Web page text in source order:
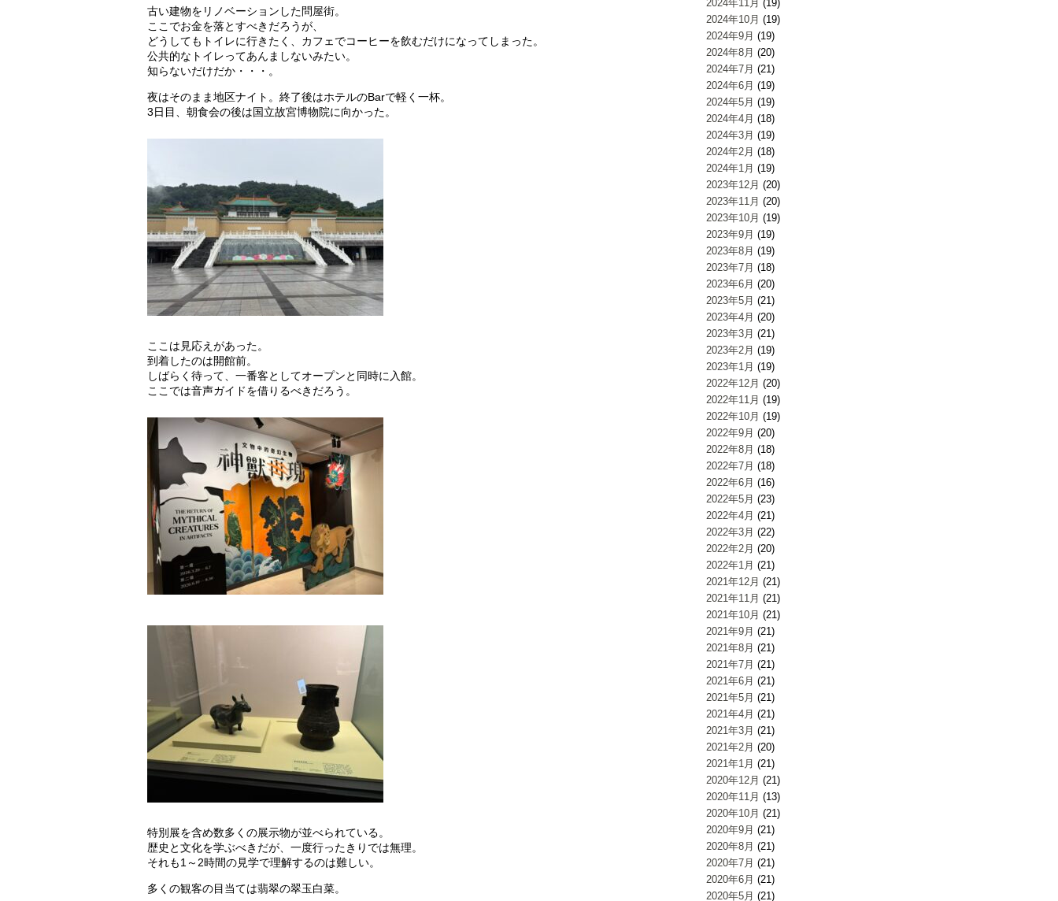
2024年11月 (19)
2024年10月 (19)
2024年9月 (19)
2024年8月 (20)
2024年7月 (21)
2024年6月 (19)
2024年5月 (19)
2024年4月 (18)
2024年3月 (19)
2024年2月 (18)
2024年1月 (19)
2023年12月 (20)
2023年11月 (20)
2023年10月 (19)
2023年9月 (19)
2023年8月 (19)
2023年7月 (18)
2023年6月 (20)
2023年5月 (21)
2023年4月 (20)
2023年3月 (21)
2023年2月 (19)
2023年1月 (19)
2022年12月 (20)
2022年11月 (19)
2022年10月 (19)
2022年9月 (20)
2022年8月 (18)
2022年7月 (18)
2022年6月 (16)
2022年5月 (23)
2022年4月 (21)
2022年3月 (22)
2022年2月 (20)
2022年1月 (21)
2021年12月 (21)
2021年11月 (21)
2021年10月 (21)
2021年9月 (21)
2021年8月 (21)
2021年7月 (21)
2021年6月 (21)
2021年5月 (21)
2021年4月 (21)
2021年3月 (21)
2021年2月 (20)
2021年1月 (21)
2020年12月 (21)
2020年11月 (13)
2020年10月 (21)
2020年9月 (21)
2020年8月 (21)
2020年7月 (21)
2020年6月 (21)
2020年5月 (21)
古い建物をリノベーションした問屋街。
ここでお金を落とすべきだろうが、
どうしてもトイレに行きたく、カフェでコーヒーを飲むだけになってしまった。
公共的なトイレってあんましないみたい。
知らないだけだか・・・。
夜はそのまま地区ナイト。終了後はホテルのBarで軽く一杯。
3日目、朝食会の後は国立故宮博物院に向かった。
ここは見応えがあった。
到着したのは開館前。
しばらく待って、一番客としてオープンと同時に入館。
ここでは音声ガイドを借りるべきだろう。
特別展を含め数多くの展示物が並べられている。
歴史と文化を学ぶべきだが、一度行ったきりでは無理。
それも1～2時間の見学で理解するのは難しい。
多くの観客の目当ては翡翠の翠玉白菜。